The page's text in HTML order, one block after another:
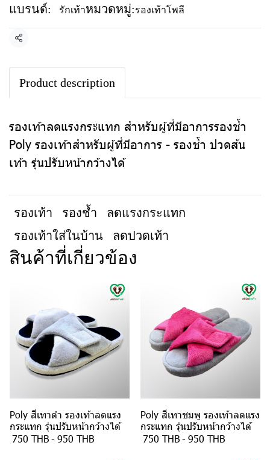
แบรนด์: รักเท้าหมวดหมู่:รองเท้าโพลี
แชร์
Product description
รองเท้าลดแรงกระแทก สำหรับผู้ที่มีอาการรองช้ำ
Poly รองเท้าสำหรับผู้ที่มีอาการ - รองช้ำ ปวดส้น
เท้า รุ่นปรับหน้ากว้างได้
รองเท้า รองช้ำ
ลดแรงกระแทก
รองเท้าใส่ในบ้าน
ลดปวดเท้า
สินค้าที่เกี่ยวข้อง
Poly สีเทาดำ รองเท้าลดแรง
กระแทก รุ่นปรับหน้ากว้างได้
750 THB-950 THB
Poly สีเทาชมพู รองเท้าลดแรง
กระแทก รุ่นปรับหน้ากว้างได้
750 THB-950 THB